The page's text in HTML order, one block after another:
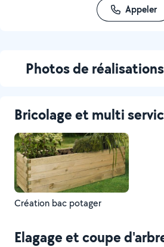
Appeler
Photos de
Bricolage et multi
Création bac potager
Elagage et coupe